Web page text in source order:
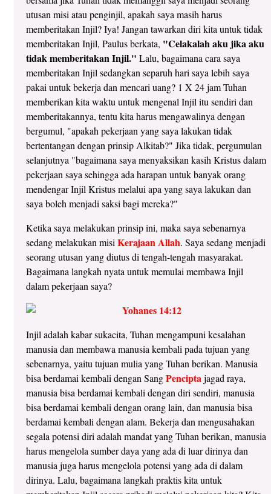
utusan misi atau penginjil, apakah saya masih harus
memberitakan Injil? Iya! Jangan tawarkan diri kita untuk tidak
memberitakan Injil, Paulus berkata, "Celakalah aku jika aku
tidak memberitakan Injil." Lalu, bagaimana cara saya
memberitakan Injil sedangkan separuh hari saya lebih saya
pakai untuk bekerja dan mencari uang? 1 X 24 jam Tuhan
memberikan kita waktu untuk mengenal Injil itu sendiri dan
memberitakannya, tentu kita harus mengawalinya dengan
bergumul, "apakah pekerjaan yang saya lakukan tidak
bertentangan dengan prinsip Alkitab?" Jika tidak, pergumulan
selanjutnya "bagaimana saya menyaksikan kasih Kristus dalam
pekerjaan saya sehingga ada harapan untuk banyak orang
mendengar Injil Kristus melalui apa yang saya lakukan dan
saya boleh menjadi saksi bagi mereka?"
Ketika saya melakukan prinsip ini, maka saya sebenarnya
sedang melakukan misiKerajaan Allah. Saya sedang menjadi
seorang utusan yang diutus di tengah-tengah masyarakat.
Bagaimana langkah nyata untuk memulai membawa Injil
dalam pekerjaan saya?
Injil adalah kabar sukacita, Tuhan mengampuni kesalahan
manusia dan membawa manusia kembali pada tujuan yang
sebenarnya, yaitu tujuan mulia yang Tuhan berikan. Manusia
bisa berdamai kembali dengan SangPenciptajagad raya,
manusia bisa berdamai kembali dengan diri sendiri, manusia
bisa berdamai kembali dengan orang lain, dan manusia bisa
berdamai kembali dengan alam. Bekerja dan mengusahakan
segala potensi diri adalah mandat yang Tuhan berikan, manusia
harus mengelola sumber daya yang ada di luar dirinya dan
manusia juga harus mengelola potensi yang ada di dalam
dirinya. Lalu, bagaimana langkah praktis kita untuk